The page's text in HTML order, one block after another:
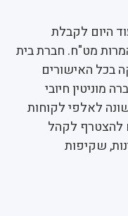
היום לקבלת
מט"ח. חברת בית
1997, ומחזיקה בכל האישורים
מוניטין חיובי
לאלפי לקוחות
להצטרף לקהל
שקיפות